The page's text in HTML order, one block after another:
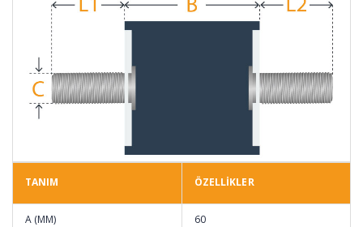
TANIM ÖZELLİKLER
A (MM) 60